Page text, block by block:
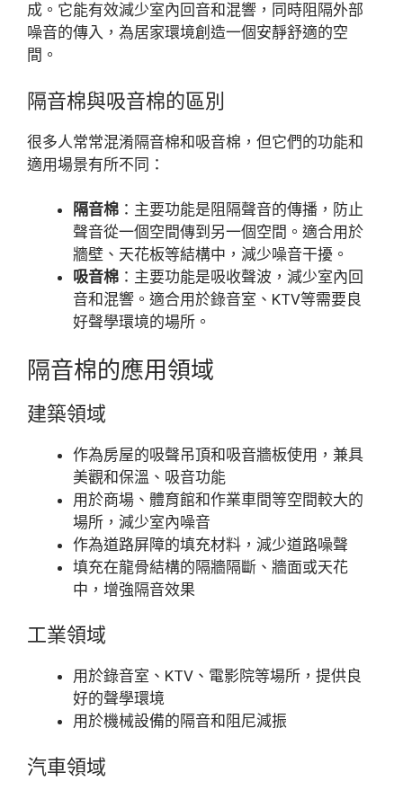
成。它能有效減少室內回音和混響，同時阻隔外部
噪音的傳入，為居家環境創造一個安靜舒適的空
間。
隔音棉與吸音棉的區別
很多人常常混淆隔音棉和吸音棉，但它們的功能和
適用場景有所不同：
隔音棉 ：主要功能是阻隔聲音的傳播，防止
聲音從一個空間傳到另一個空間。適合用於
牆壁、天花板等結構中，減少噪音干擾。
吸音棉 ：主要功能是吸收聲波，減少室內回
音和混響。適合用於錄音室、KTV等需要良
好聲學環境的場所。
隔音棉的應用領域
建築領域
作為房屋的吸聲吊頂和吸音牆板使用，兼具
美觀和保溫、吸音功能
用於商場、體育館和作業車間等空間較大的
場所，減少室內噪音
作為道路屏障的填充材料，減少道路噪聲
填充在龍骨結構的隔牆隔斷、牆面或天花
中，增強隔音效果
工業領域
用於錄音室、KTV、電影院等場所，提供良
好的聲學環境
用於機械設備的隔音和阻尼減振
汽車領域